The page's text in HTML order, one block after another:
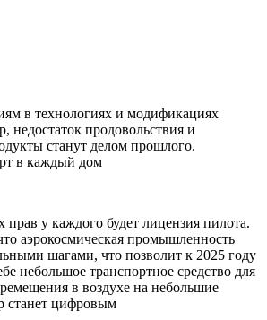
в технологиях и модификациях
недостаток продовольствия и
станут делом прошлого.
в каждый дом
прав у каждого будет лицензия пилота.
аэрокосмическая промышленность
шагами, что позволит к 2025 году
небольшое транспортное средство для
в воздухе на небольшие
станет цифровым